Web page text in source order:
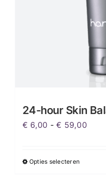
24-hour Skin
€ 6,00 - € 59,00
Opties selecterenDit